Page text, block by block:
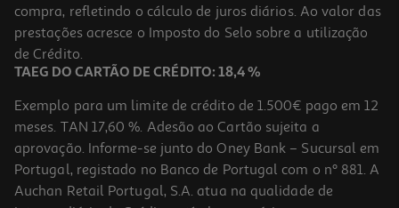
compra, refletindo o cálculo de juros diários. Ao valor das
prestações acresce o Imposto do Selo sobre a utilização
de Crédito.
TAEG DO CARTÃO DE CRÉDITO: 18,4 %
Exemplo para um limite de crédito de 1.500€ pago em 12
meses. TAN 17,60 %. Adesão ao Cartão sujeita a
aprovação. Informe-se junto do Oney Bank – Sucursal em
Portugal, registado no Banco de Portugal com o nº 881. A
Auchan Retail Portugal, S.A. atua na qualidade de